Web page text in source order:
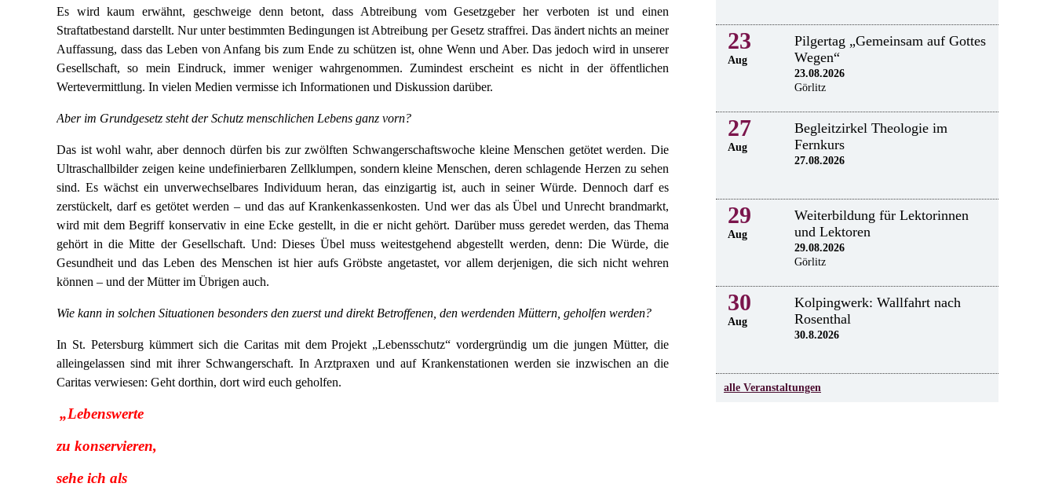
Es wird kaum erwähnt, geschweige denn betont, dass Abtreibung vom Gesetzgeber her verboten ist und einen
Straftatbestand darstellt. Nur unter bestimmten Bedingungen ist Abtreibung per Gesetz straffrei. Das ändert nichts an meiner
Auffassung, dass das Leben von Anfang bis zum Ende zu schützen ist, ohne Wenn und Aber. Das jedoch wird in unserer
Gesellschaft, so mein Eindruck, immer weniger wahrgenommen. Zumindest erscheint es nicht in der öffentlichen
Wertevermittlung. In vielen Medien vermisse ich Informationen und Diskussion darüber.
Aber im Grundgesetz steht der Schutz menschlichen Lebens ganz vorn?
Das ist wohl wahr, aber dennoch dürfen bis zur zwölften Schwangerschaftswoche kleine Menschen getötet werden. Die
Ultraschallbilder zeigen keine undefinierbaren Zellklumpen, sondern kleine Menschen, deren schlagende Herzen zu sehen
sind. Es wächst ein unverwechselbares Individuum heran, das einzigartig ist, auch in seiner Würde. Dennoch darf es
zerstückelt, darf es getötet werden – und das auf Krankenkassenkosten. Und wer das als Übel und Unrecht brandmarkt,
wird mit dem Begriff konservativ in eine Ecke gestellt, in die er nicht gehört. Darüber muss geredet werden, das Thema
gehört in die Mitte der Gesellschaft. Und: Dieses Übel muss weitestgehend abgestellt werden, denn: Die Würde, die
Gesundheit und das Leben des Menschen ist hier aufs Gröbste angetastet, vor allem derjenigen, die sich nicht wehren
können – und der Mütter im Übrigen auch.
Wie kann in solchen Situationen besonders den zuerst und direkt Betroffenen, den werdenden Müttern, geholfen werden?
In St. Petersburg kümmert sich die Caritas mit dem Projekt „Lebensschutz“ vordergründig um die jungen Mütter, die
alleingelassen sind mit ihrer Schwangerschaft. In Arztpraxen und auf Krankenstationen werden sie inzwischen an die
Caritas verwiesen: Geht dorthin, dort wird euch geholfen.
„Lebenswerte
zu konservieren,
sehe ich als
23
Aug
Pilgertag „Gemeinsam auf Gottes
Wegen“
23.08.2026
Görlitz
27
Aug
Begleitzirkel Theologie im
Fernkurs
27.08.2026
29
Aug
Weiterbildung für Lektorinnen
und Lektoren
29.08.2026
Görlitz
30
Aug
Kolpingwerk: Wallfahrt nach
Rosenthal
30.8.2026
alle Veranstaltungen